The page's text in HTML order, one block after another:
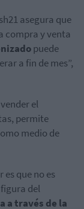
asegura que
compra y venta
puede
a fin de mes”,
el
permite
medio de
es que no es
del
a través de la